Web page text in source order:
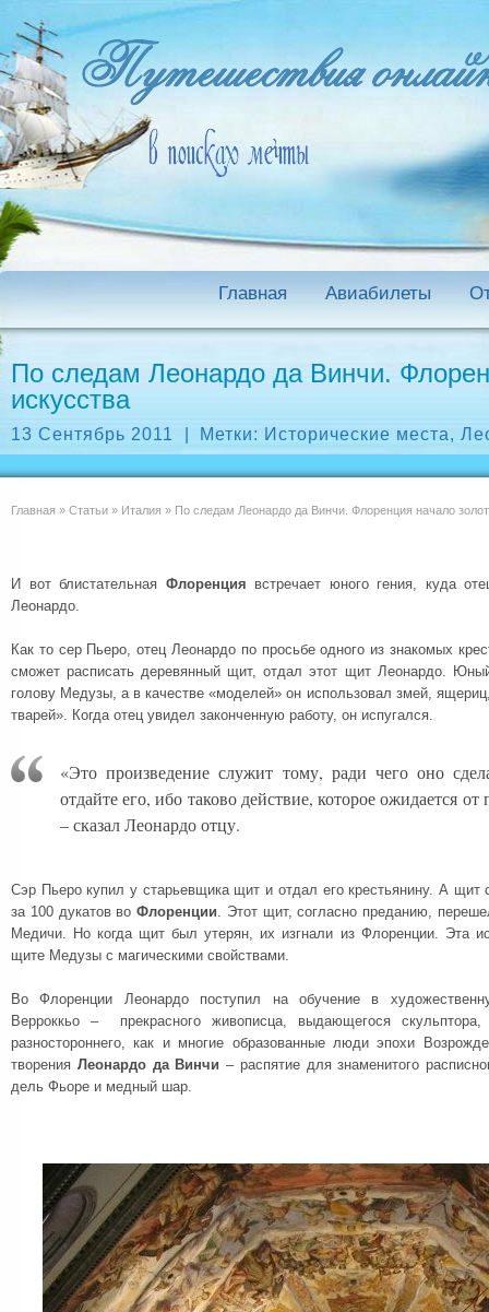
Главная Авиабилеты
По следам Леонардо да Винчи.
искусства
13 Сентябрь 2011 Метки: Исторические места,
Главная » Статьи » Италия » По следам Леонардо да Винчи. Флоренция начало
И вот блистательная Флоренция встречает юного гения, куда
Леонардо.
Как то сер Пьеро, отец Леонардо по просьбе одного из знакомых
сможет расписать деревянный щит, отдал этот щит Леонардо.
голову Медузы, а в качестве «моделей» он использовал змей,
тварей». Когда отец увидел законченную работу, он испугался.
«Это произведение служит тому, ради чего оно
отдайте его, ибо таково действие, которое ожидается
– сказал Леонардо отцу.
Сэр Пьеро купил у старьевщика щит и отдал его крестьянину. А
за 100 дукатов воФлоренции. Этот щит, согласно преданию,
Медичи. Но когда щит был утерян, их изгнали из Флоренции. Эта
щите Медузы с магическими свойствами.
Во Флоренции Леонардо поступил на обучение в
Верроккьо – прекрасного живописца, выдающегося скульптора,
разностороннего, как и многие образованные люди эпохи
творения Леонардо да Винчи – распятие для знаменитого
дель Фьоре и медный шар.